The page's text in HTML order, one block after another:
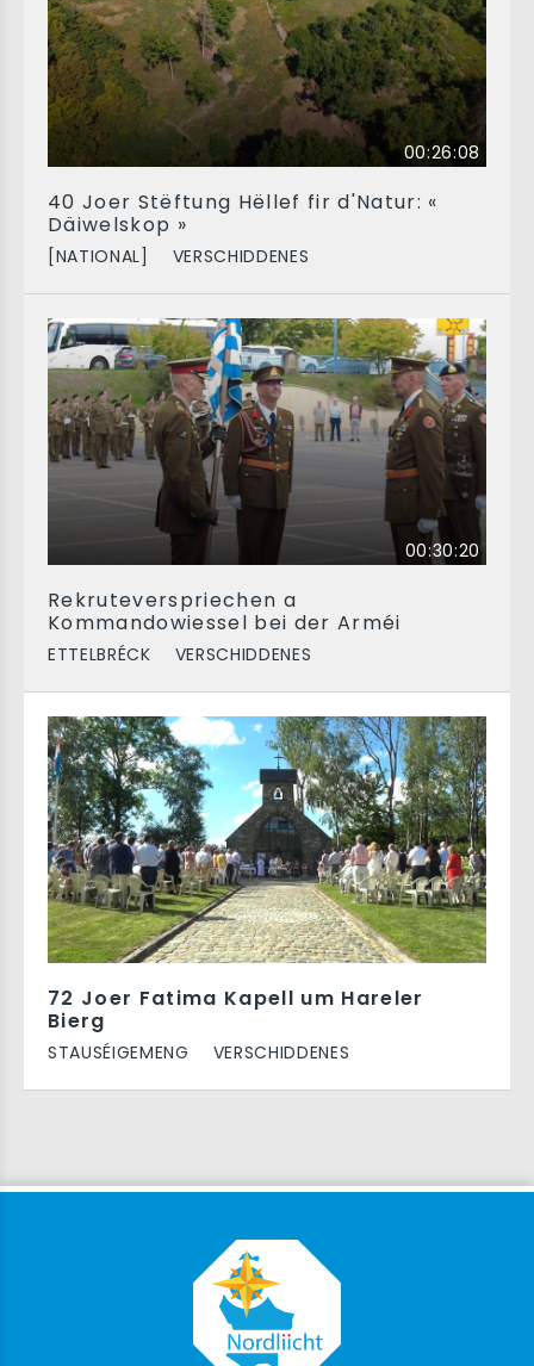
00:26:08
40 Joer Stëftung Hëllef fir d'Natur: «
Däiwelskop »
[NATIONAL] VERSCHIDDENES
00:30:20
Rekruteverspriechen a
Kommandowiessel bei der Arméi
ETTELBRÉCK VERSCHIDDENES
72 Joer Fatima Kapell um Hareler
Bierg
STAUSÉIGEMENG VERSCHIDDENES